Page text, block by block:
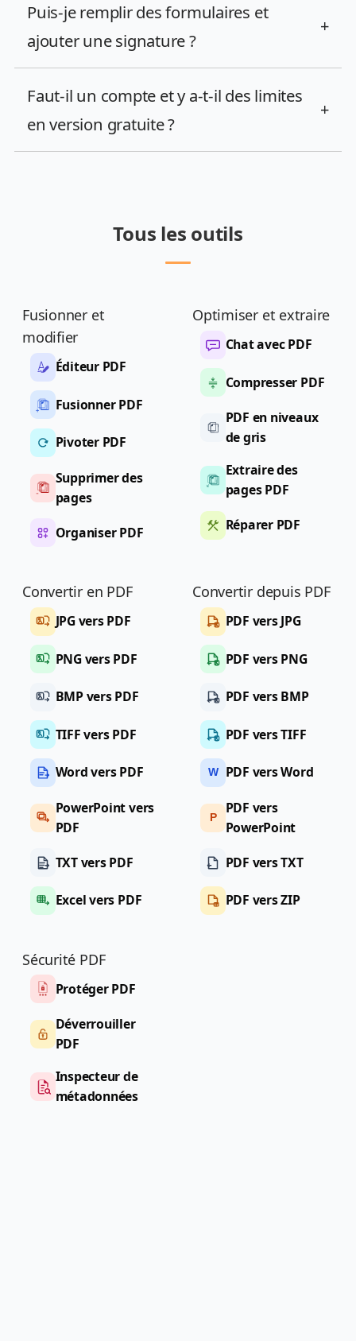
Puis-je remplir des formulaires et
ajouter une signature ?
+
Faut-il un compte et y a-t-il des limites
en version gratuite ?
+
Tous les outils
Fusionner et
modifier
Éditeur PDF
Fusionner PDF
Pivoter PDF
Supprimer des
pages
Organiser PDF
Optimiser et extraire
Chat avec PDF
Compresser PDF
PDF en niveaux
de gris
Extraire des
pages PDF
Réparer PDF
Convertir en PDF
JPG vers PDF
PNG vers PDF
BMP vers PDF
TIFF vers PDF
Word vers PDF
PowerPoint vers
PDF
TXT vers PDF
Excel vers PDF
Convertir depuis PDF
PDF vers JPG
PDF vers PNG
PDF vers BMP
PDF vers TIFF
W PDF vers Word
P
PDF vers
PowerPoint
PDF vers TXT
PDF vers ZIP
Sécurité PDF
Protéger PDF
Déverrouiller
PDF
Inspecteur de
métadonnées